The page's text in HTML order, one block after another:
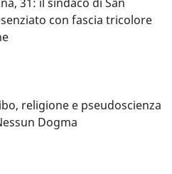
con fascia tricolore
religione e pseudoscienza
Dogma